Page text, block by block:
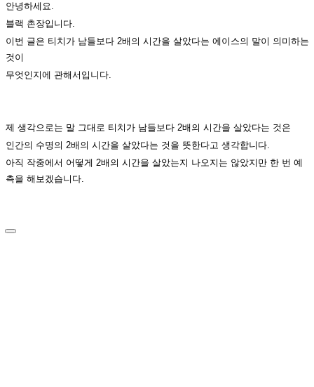
안녕하세요.
블랙 촌장입니다.
이번 글은 티치가 남들보다 2배의 시간을 살았다는 에이스의 말이 의미하는
것이
무엇인지에 관해서입니다.
제 생각으로는 말 그대로 티치가 남들보다 2배의 시간을 살았다는 것은
인간의 수명의 2배의 시간을 살았다는 것을 뜻한다고 생각합니다.
아직 작중에서 어떻게 2배의 시간을 살았는지 나오지는 않았지만 한 번 예
측을 해보겠습니다.